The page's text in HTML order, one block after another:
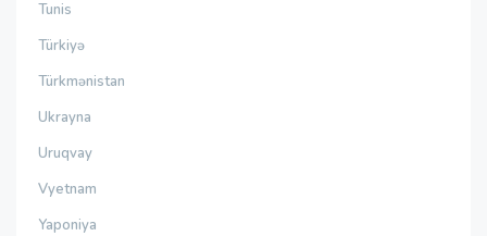
Tunis
Türkiyə
Türkmənistan
Ukrayna
Uruqvay
Vyetnam
Yaponiya